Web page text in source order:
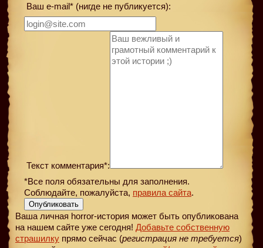
Ваш e-mail* (нигде не публикуется):
Текст комментария*:
*Все поля обязательны для заполнения.
Соблюдайте, пожалуйста, правила сайта.
Опубликовать
Ваша личная horror-история может быть опубликована
на нашем сайте уже сегодня! Добавьте собственную
страшилку прямо сейчас (регистрация не требуется)